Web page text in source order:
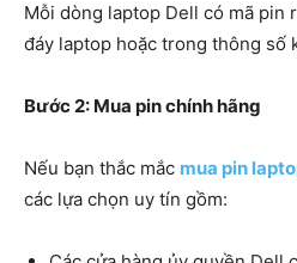
Mỗi dòng laptop Dell có mã pin
đáy laptop hoặc trong thông số
Bước 2: Mua pin chính hãng
Nếu bạn thắc mắc mua pin
các lựa chọn uy tín gồm: